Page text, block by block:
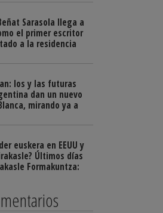
Sarasola llega a
el primer escritor
a la residencia
los y las futuras
dan un nuevo
mirando ya a
euskera en EEUU y
Últimos días
Formakuntza: